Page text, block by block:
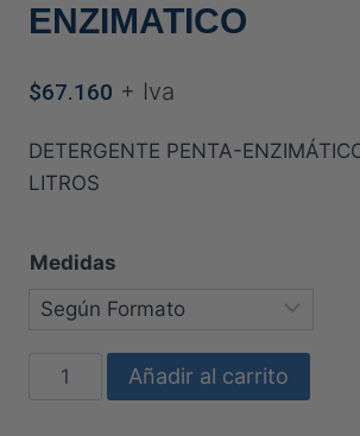
ENZIMATICO
$67.160 + Iva
DETERGENTE PENTA-
LITROS
Medidas
DESINFECTANTEAñadir al carrito